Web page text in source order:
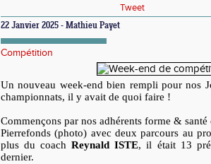
Tweet
22 Janvier 2025 - Mathieu Payet
Compétition
Un nouveau week-end bien rempli pour nos
championnats, il y avait de quoi faire !
Commençons par nos adhérents forme &
Pierrefonds (photo) avec deux parcours au
plus du coachReynald ISTE, il était 13
dernier.